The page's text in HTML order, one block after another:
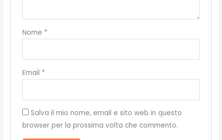
Nome *
Email *
Salva il mio nome, email e sito web in questo
browser per la prossima volta che commento.